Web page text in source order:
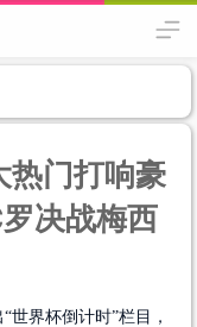
热门打响豪
决战梅西
世界杯倒计时”栏目，